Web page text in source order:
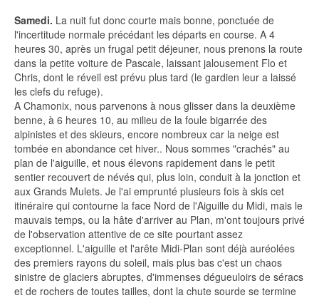
Samedi. La nuit fut donc courte mais bonne, ponctuée de
l'incertitude normale précédant les départs en course. A 4
heures 30, après un frugal petit déjeuner, nous prenons la route
dans la petite voiture de Pascale, laissant jalousement Flo et
Chris, dont le réveil est prévu plus tard (le gardien leur a laissé
les clefs du refuge).
A Chamonix, nous parvenons à nous glisser dans la deuxième
benne, à 6 heures 10, au milieu de la foule bigarrée des
alpinistes et des skieurs, encore nombreux car la neige est
tombée en abondance cet hiver.. Nous sommes "crachés" au
plan de l'aiguille, et nous élevons rapidement dans le petit
sentier recouvert de névés qui, plus loin, conduit à la jonction et
aux Grands Mulets. Je l'ai emprunté plusieurs fois à skis cet
itinéraire qui contourne la face Nord de l'Aiguille du Midi, mais le
mauvais temps, ou la hâte d'arriver au Plan, m'ont toujours privé
de l'observation attentive de ce site pourtant assez
exceptionnel. L'aiguille et l'arête Midi-Plan sont déjà auréolées
des premiers rayons du soleil, mais plus bas c'est un chaos
sinistre de glaciers abruptes, d'immenses dégueuloirs de séracs
et de rochers de toutes tailles, dont la chute sourde se termine